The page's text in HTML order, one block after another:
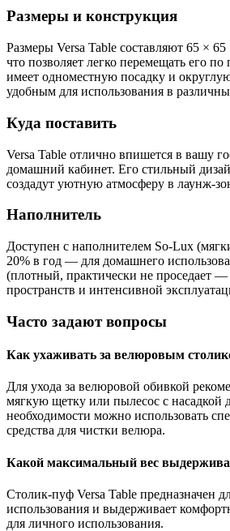
Размеры и конструкция
Размеры Versa Table составляют 65 ×
что позволяет легко перемещать его
имеет одноместную посадку и
удобным для использования в
Куда поставить
Versa Table отлично впишется в вашу
домашний кабинет. Его стильный
создадут уютную атмосферу в лаунж-
Наполнитель
Доступен с наполнителем So-Lux
20% в год — для домашнего
(плотный, практически не проседает —
пространств и интенсивной
Часто задают вопросы
Как ухаживать за велюровым
Для ухода за велюровой обивкой
мягкую щетку или пылесос с насадкой
необходимости можно использовать
средства для чистки велюра.
Какой максимальный вес
Столик-пуф Versa Table предназначен
использования и выдерживает
для личного использования.